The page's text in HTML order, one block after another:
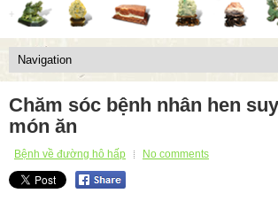
Chăm sóc bệnh nhân hen
món ăn
Bệnh về đường hô hấp No comments